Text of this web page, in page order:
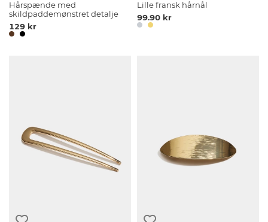
Hårspænde med
skildpaddemønstret detalje
129 kr
Lille fransk hårnål
99.90 kr